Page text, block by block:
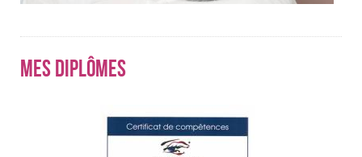
Mes diplômes